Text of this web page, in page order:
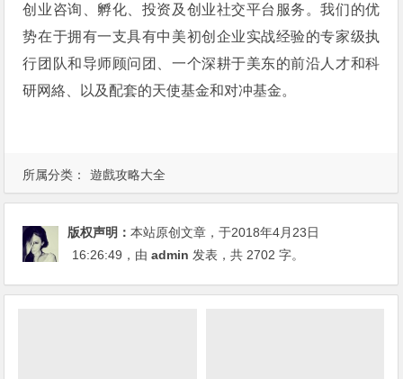
所属分类： 遊戲攻略大全
创业咨询、孵化、投资及创业社交平台服务。我们的优
势在于拥有一支具有中美初创企业实战经验的专家级执
行团队和导师顾问团、一个深耕于美东的前沿人才和科
研网絡、以及配套的天使基金和对冲基金。
版权声明：本站原创文章，于2018年4月23日
16:26:49 ，由admin 发表，共 2702 字。